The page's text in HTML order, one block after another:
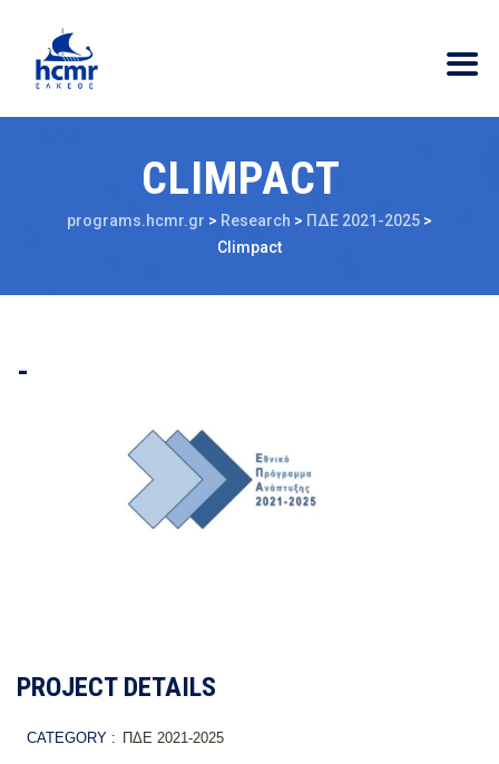
CLIMPACT
programs.hcmr.gr > Research > ΠΔΕ 2021-2025 >
Climpact
-
PROJECT DETAILS
CATEGORY : ΠΔΕ 2021-2025